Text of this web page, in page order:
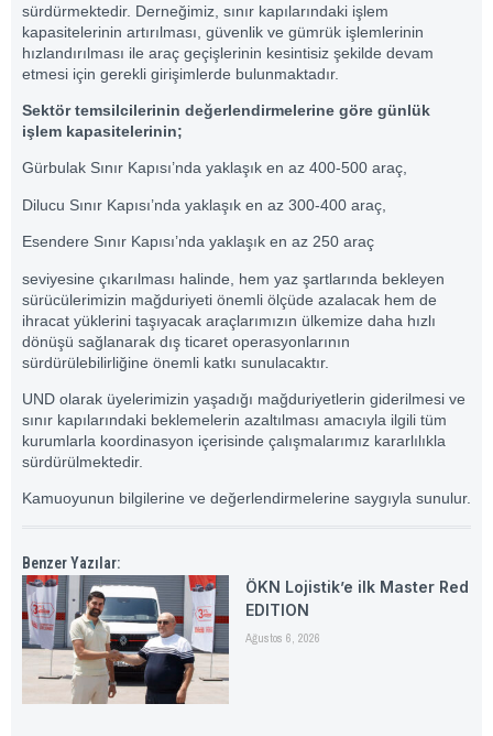
sürdürmektedir. Derneğimiz, sınır kapılarındaki işlem
kapasitelerinin artırılması, güvenlik ve gümrük işlemlerinin
hızlandırılması ile araç geçişlerinin kesintisiz şekilde devam
etmesi için gerekli girişimlerde bulunmaktadır.
Sektör temsilcilerinin değerlendirmelerine göre günlük
işlem kapasitelerinin;
Gürbulak Sınır Kapısı’nda yaklaşık en az 400-500 araç,
Dilucu Sınır Kapısı’nda yaklaşık en az 300-400 araç,
Esendere Sınır Kapısı’nda yaklaşık en az 250 araç
seviyesine çıkarılması halinde, hem yaz şartlarında bekleyen
sürücülerimizin mağduriyeti önemli ölçüde azalacak hem de
ihracat yüklerini taşıyacak araçlarımızın ülkemize daha hızlı
dönüşü sağlanarak dış ticaret operasyonlarının
sürdürülebilirliğine önemli katkı sunulacaktır.
UND olarak üyelerimizin yaşadığı mağduriyetlerin giderilmesi ve
sınır kapılarındaki beklemelerin azaltılması amacıyla ilgili tüm
kurumlarla koordinasyon içerisinde çalışmalarımız kararlılıkla
sürdürülmektedir.
Kamuoyunun bilgilerine ve değerlendirmelerine saygıyla sunulur.
Benzer Yazılar:
ÖKN Lojistik’e ilk Master Red
EDITION
Ağustos 6, 2026